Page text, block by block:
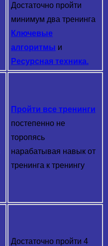
Достаточно пройти
минимум два тренинга
Ключевые
алгоритмы и
Ресурсная техника.
Пройти все тренинги
постепенно не
торопясь
нарабатывая навык от
тренинга к тренингу
Достаточно пройти 4